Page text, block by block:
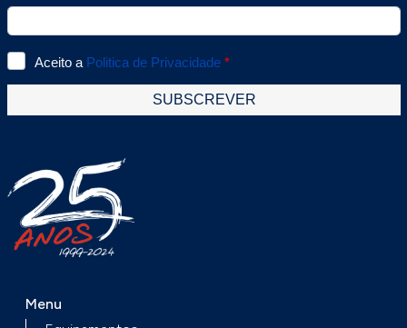
Menu